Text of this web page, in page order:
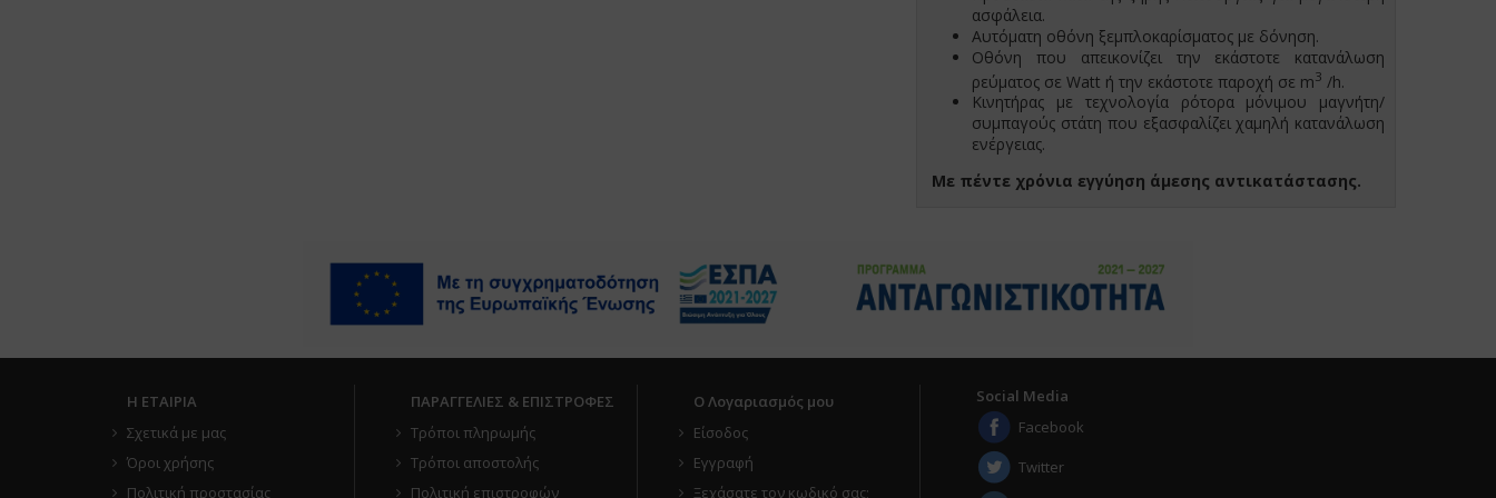
ασφάλεια.
Αυτόματη οθόνη ξεμπλοκαρίσματος με δόνηση.
Οθόνη που απεικονίζει την εκάστοτε κατανάλωση
ρεύματος σε Watt ή την εκάστοτε παροχή σε m3 /h.
Κινητήρας με τεχνολογία ρότορα μόνιμου μαγνήτη/
συμπαγούς στάτη που εξασφαλίζει χαμηλή κατανάλωση
ενέργειας.
Με πέντε χρόνια εγγύηση άμεσης αντικατάστασης.
Η ΕΤΑΙΡΙΑ
Σχετικά με μας
Όροι χρήσης
Πολιτική προστασίας
ΠΑΡΑΓΓΕΛΙΕΣ & ΕΠΙΣΤΡΟΦΕΣ
Τρόποι πληρωμής
Τρόποι αποστολής
Πολιτική επιστροφών
Ο Λογαριασμός μου
Είσοδος
Εγγραφή
Ξεχάσατε τον κωδικό σας;
Social Media
Facebook
Twitter